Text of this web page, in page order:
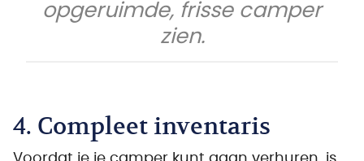
opgeruimde, frisse camper
zien.
4. Compleet inventaris